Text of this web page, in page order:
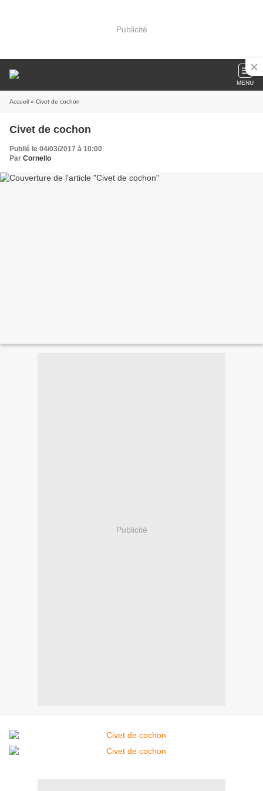
Publicité
MENU
Accueil » Civet de cochon
Civet de cochon
Publié le 04/03/2017 à 10:00
Par Cornello
Publicité